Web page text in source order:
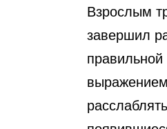
Взрослым
завершил